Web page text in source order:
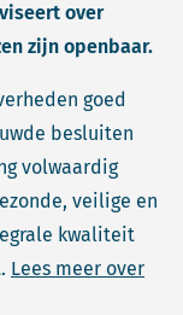
over
zijn openbaar.
goed
besluiten
volwaardig
veilige en
kwaliteit
Lees meer over